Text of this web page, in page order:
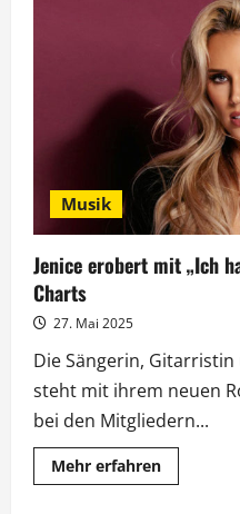
Festival
wird
Musik
Jenice erobert mit „Ich
Charts
27. Mai 2025
Die Sängerin,
steht mit ihrem neuen
bei den Mitgliedern...
Mehr erfahrenMehr